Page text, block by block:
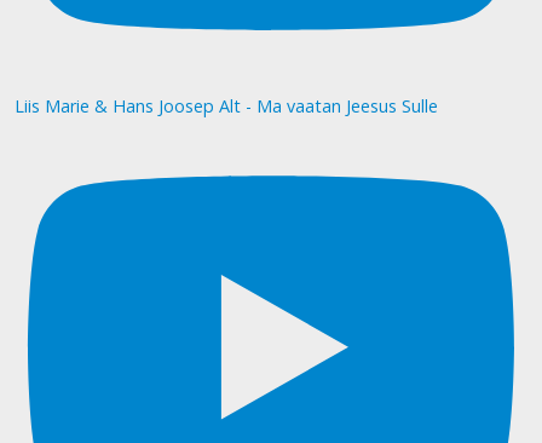
Liis Marie & Hans Joosep Alt - Ma vaatan Jeesus Sulle